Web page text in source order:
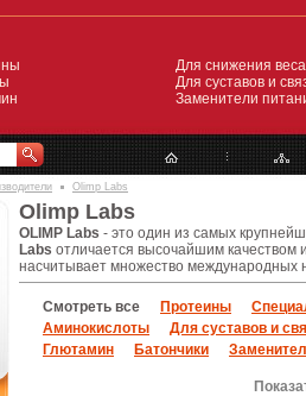
Для снижения веса
Для суставов и
Заменители
Olimp Labs
Olimp Labs
OLIMP Labs - это один из самых
Labs отличается высочайшим
насчитывает множество международных
Смотреть все Протеины
Аминокислоты
Для суставов и
Глютамин
Батончики